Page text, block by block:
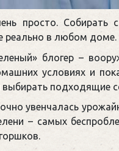
просто. Собирать
реально в любом доме.
блогер –
условиях и
подходящие
увенчалась
– самых